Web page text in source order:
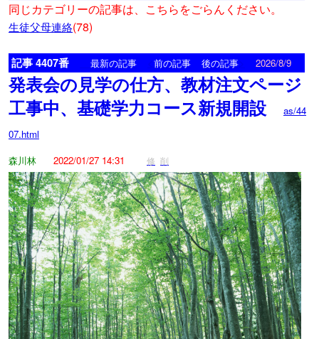
同じカテゴリーの記事は、こちらをごらんください。
生徒父母連絡(78)
記事 4407番 最新の記事 前の記事 後の記事 2026/8/9
発表会の見学の仕方、教材注文ページ
工事中、基礎学力コース新規開設
as/44
07.html
森川林
2022/01/27 14:31 修 削